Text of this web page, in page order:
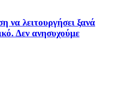
να λειτουργήσει ξανά
Δεν ανησυχούμε